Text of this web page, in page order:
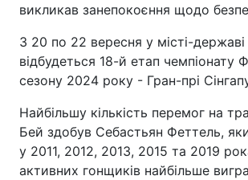
викликав занепокоєння щодо
З 20 по 22 вересня у місті-державі
відбудеться 18-й етап чемпіонату
сезону 2024 року - Гран-прі
Найбільшу кількість перемог на
Бей здобув Себастьян Феттель,
у 2011, 2012, 2013, 2015 та 2019
активних гонщиків найбільше